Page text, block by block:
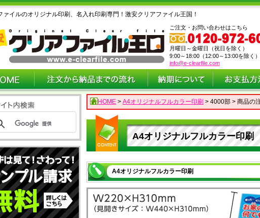
ァイルのオリジナル印刷、名入れ印刷専門！激安クリアファイル王国！
ご注文・お問い合わせはこちら
月曜日～金曜日（祝日を除く）
9:00～18:00（12:00～13:00を除く）
info@e-clearfile.com
HOME > A4オリジナルフルカラー印刷 > 4000部 > 商品の
A4オリジナルフルカラー印刷
A4オリジナルフルカラー印刷